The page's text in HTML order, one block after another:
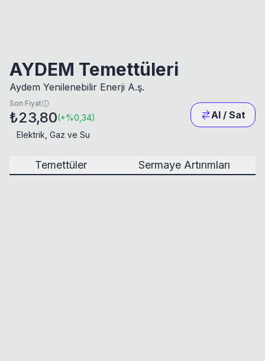
AYDEM Temettüleri
Aydem Yenilenebilir Enerji A.ş.
Son Fiyat
₺23,80(+%0,34) Al / Sat
Elektrik, Gaz ve Su
Temettüler Sermaye Artırımları